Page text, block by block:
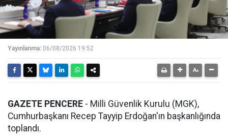
Yayınlanma: 06/08/2026 19:52
GAZETE PENCERE - Milli Güvenlik Kurulu (MGK),
Cumhurbaşkanı Recep Tayyip Erdoğan'ın başkanlığında
toplandı.